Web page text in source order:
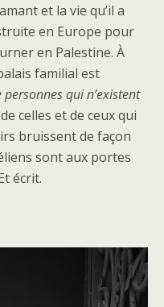
et la vie qu’il a
en Europe pour
en Palestine. À
familial est
qui n’existent
celles et de ceux qui
bruissent de façon
sont aux portes
écrit.